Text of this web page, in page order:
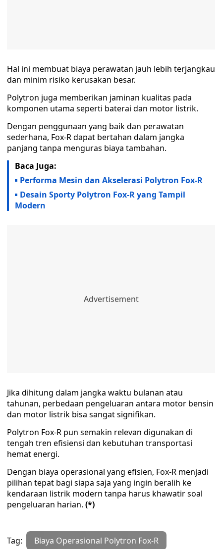
Hal ini membuat biaya perawatan jauh lebih terjangkau
dan minim risiko kerusakan besar.
Polytron juga memberikan jaminan kualitas pada
komponen utama seperti baterai dan motor listrik.
Dengan penggunaan yang baik dan perawatan
sederhana, Fox-R dapat bertahan dalam jangka
panjang tanpa menguras biaya tambahan.
Baca Juga:
Performa Mesin dan Akselerasi Polytron Fox-R
Desain Sporty Polytron Fox-R yang Tampil
Modern
Jika dihitung dalam jangka waktu bulanan atau
tahunan, perbedaan pengeluaran antara motor bensin
dan motor listrik bisa sangat signifikan.
Polytron Fox-R pun semakin relevan digunakan di
tengah tren efisiensi dan kebutuhan transportasi
hemat energi.
Dengan biaya operasional yang efisien, Fox-R menjadi
pilihan tepat bagi siapa saja yang ingin beralih ke
kendaraan listrik modern tanpa harus khawatir soal
pengeluaran harian. (*)
Tag: Biaya Operasional Polytron Fox-R